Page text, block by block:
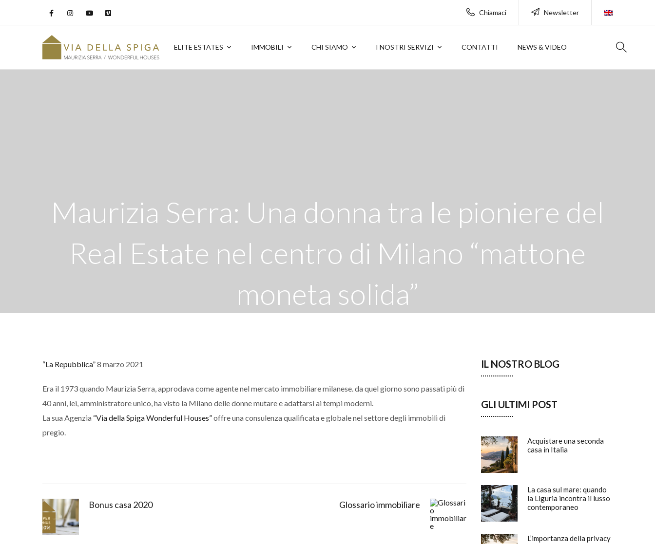
Chiamaci Newsletter
ELITE ESTATES IMMOBILI CHI SIAMO I NOSTRI SERVIZI CONTATTI NEWS & VIDEO
Maurizia Serra: Una donna tra le pioniere del
Real Estate nel centro di Milano “mattone
moneta solida”
“La Repubblica”8 marzo 2021
Era il 1973 quando Maurizia Serra, approdava come agente nel mercato immobiliare milanese. da quel giorno sono passati più di
40 anni, lei, amministratore unico, ha visto la Milano delle donne mutare e adattarsi ai tempi moderni.
La sua Agenzia “Via della Spiga Wonderful Houses”offre una consulenza qualificata e globale nel settore degli immobili di
pregio.
Bonus casa 2020 Glossario immobiliare
IL NOSTRO BLOG
GLI ULTIMI POST
Acquistare una seconda
casa in Italia
La casa sul mare: quando
la Liguria incontra il lusso
contemporaneo
L’importanza della privacy